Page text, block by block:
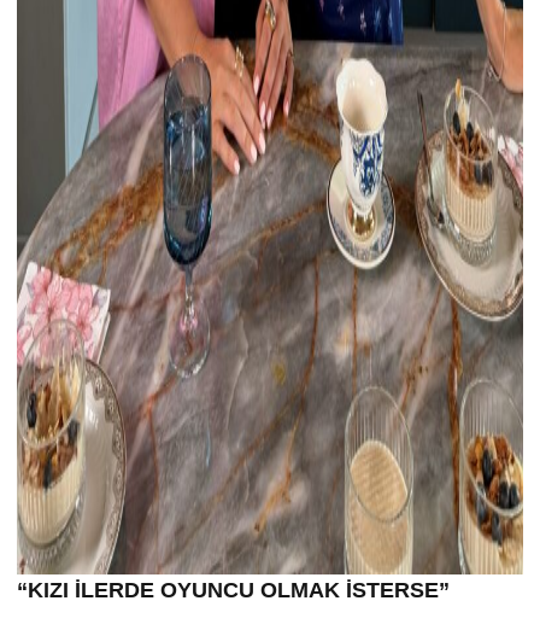
“KIZI İLERDE OYUNCU OLMAK İSTERSE”